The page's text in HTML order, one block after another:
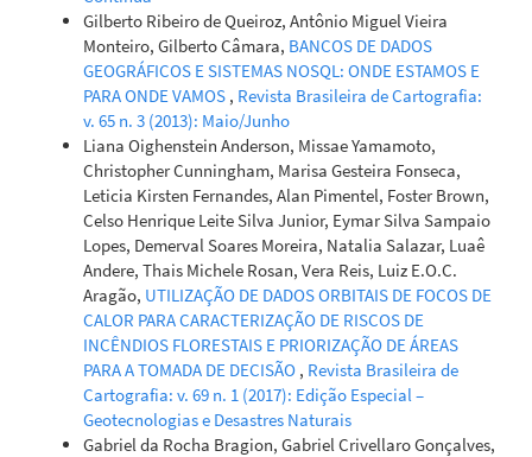
10.4236/ijg.2022.133010
Geovane J. Alves, Carlos R. Mello, Li Guo, Michael S. Thebaldi
(2022)
Natural disaster in the mountainous region of Rio de
Janeiro state, Brazil: Assessment of the daily rainfall
erosivity as an early warning index.International Soil and
Water Conservation Research, 10(4), 547.
10.1016/j.iswcr.2022.02.002
Farid Bahmani, Mohamad Hadi Fattahi, Touraj Sabzevari, Ali
Torabi Haghighi, Ali Talebi(2022)
Spatial–temporal analysis of landslides in complex
hillslopes of catchments using Dynamic Topmodel.
Geophysica, 70(3), 1417.
Gilberto Ribeiro de Queiroz, Antônio Miguel Vieira
Monteiro, Gilberto Câmara, BANCOS DE DADOS
GEOGRÁFICOS E SISTEMAS NOSQL: ONDE ESTAMOS E
PARA ONDE VAMOS , Revista Brasileira de Cartografia:
v. 65 n. 3 (2013): Maio/Junho
Liana Oighenstein Anderson, Missae Yamamoto,
Christopher Cunningham, Marisa Gesteira Fonseca,
Leticia Kirsten Fernandes, Alan Pimentel, Foster Brown,
Celso Henrique Leite Silva Junior, Eymar Silva Sampaio
Lopes, Demerval Soares Moreira, Natalia Salazar, Luaê
Andere, Thais Michele Rosan, Vera Reis, Luiz E.O.C.
Aragão, UTILIZAÇÃO DE DADOS ORBITAIS DE FOCOS DE
CALOR PARA CARACTERIZAÇÃO DE RISCOS DE
INCÊNDIOS FLORESTAIS E PRIORIZAÇÃO DE ÁREAS
PARA A TOMADA DE DECISÃO , Revista Brasileira de
Cartografia: v. 69 n. 1 (2017): Edição Especial –
Geotecnologias e Desastres Naturais
Gabriel da Rocha Bragion, Gabriel Crivellaro Gonçalves,